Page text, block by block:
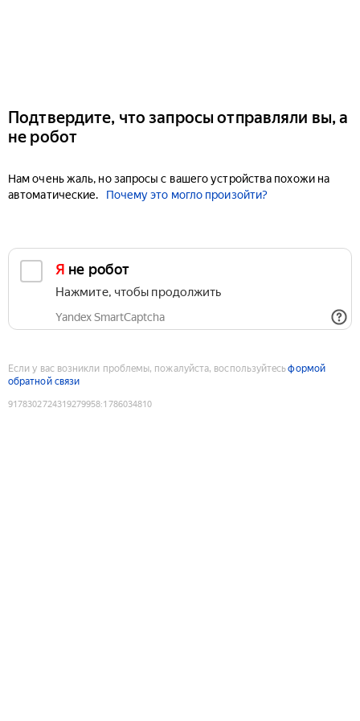
Подтвердите, что запросы отправляли вы, а
не робот
Нам очень жаль, но запросы с вашего устройства похожи на
автоматические.
Почему это могло произойти?
Я не робот
Нажмите, чтобы продолжить
Yandex SmartCaptcha
Если у вас возникли проблемы, пожалуйста, воспользуйтесьформой
обратной связи
9178302724319279958:1786034810